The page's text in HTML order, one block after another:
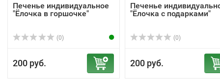
Печенье индивидуальное
"Ёлочка в горшочке"
(0)
200 руб.
Печенье
"Ёлочка с подарками"
(0)
200 руб.